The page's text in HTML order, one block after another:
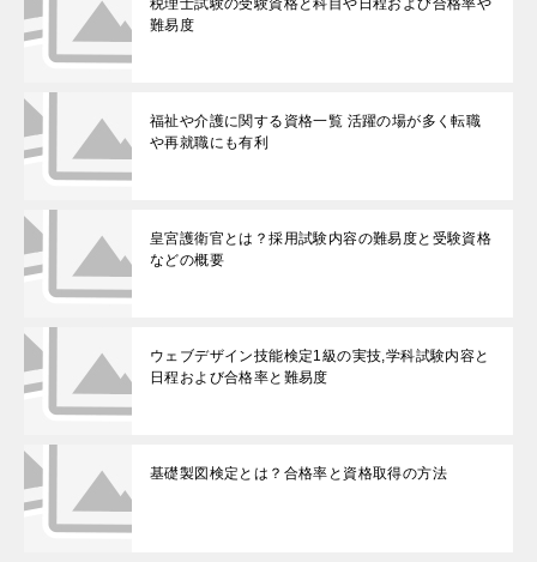
税理士試験の受験資格と科目や日程および合格率や
難易度
福祉や介護に関する資格一覧 活躍の場が多く転職
や再就職にも有利
皇宮護衛官とは？採用試験内容の難易度と受験資格
などの概要
ウェブデザイン技能検定1級の実技,学科試験内容と
日程および合格率と難易度
基礎製図検定とは？合格率と資格取得の方法